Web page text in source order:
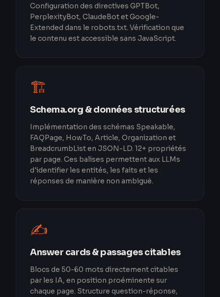
Configuration des directives GPTBot,
PerplexityBot, ClaudeBot et Google-
Extended dans le robots.txt. Vérification que
le contenu est accessible sans JavaScript.
🏗️
Schema.org & données structurées
Implémentation des schémas Speakable,
FAQPage, HowTo, Article, Organization et
BreadcrumbList en JSON-LD. 12+ propriétés
par page. Ces balises permettent aux LLMs
d'identifier les entités, les faits et les
réponses de manière non ambiguë.
✍️
Answer cards & passages citables
Blocs de 50-60 mots directement citables
par les IA, en position proéminente sur
chaque page. Structure question-réponse,